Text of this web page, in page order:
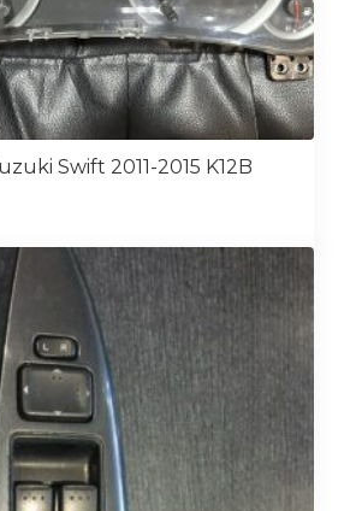
Swift 2011-2015 K12B